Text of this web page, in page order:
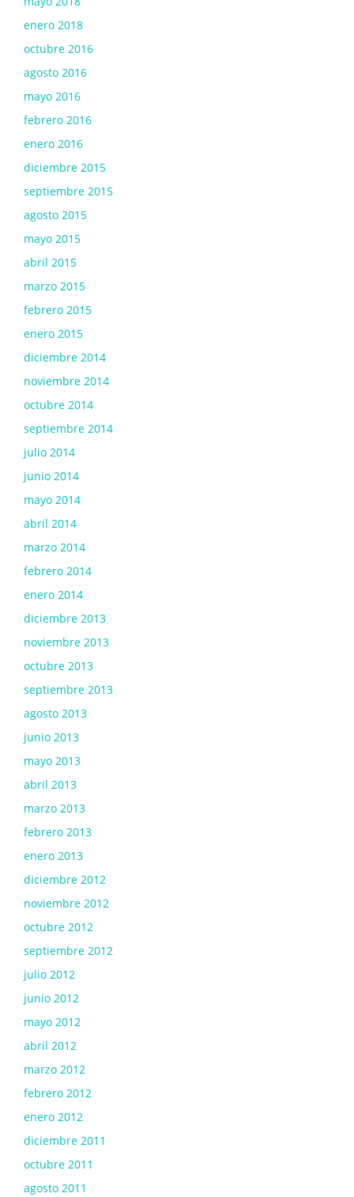
enero 2018
octubre 2016
agosto 2016
mayo 2016
febrero 2016
enero 2016
diciembre 2015
septiembre 2015
agosto 2015
mayo 2015
abril 2015
marzo 2015
febrero 2015
enero 2015
diciembre 2014
noviembre 2014
octubre 2014
septiembre 2014
julio 2014
junio 2014
mayo 2014
abril 2014
marzo 2014
febrero 2014
enero 2014
diciembre 2013
noviembre 2013
octubre 2013
septiembre 2013
agosto 2013
junio 2013
mayo 2013
abril 2013
marzo 2013
febrero 2013
enero 2013
diciembre 2012
noviembre 2012
octubre 2012
septiembre 2012
julio 2012
junio 2012
mayo 2012
abril 2012
marzo 2012
febrero 2012
enero 2012
diciembre 2011
octubre 2011
agosto 2011